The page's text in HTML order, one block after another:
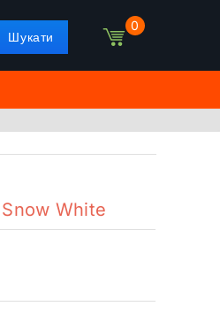
0
Шукати
Snow White